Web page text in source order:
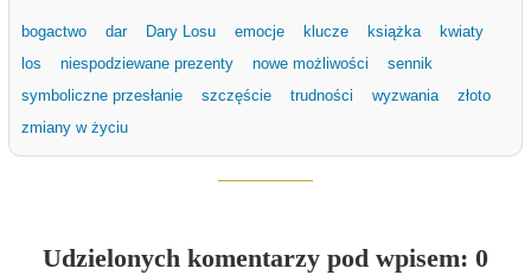
bogactwo dar Dary Losu emocje klucze książka
kwiaty
los
niespodziewane prezenty nowe możliwości
sennik
symboliczne przesłanie
szczęście trudności wyzwania
złoto
zmiany w życiu
Udzielonych komentarzy pod wpisem: 0